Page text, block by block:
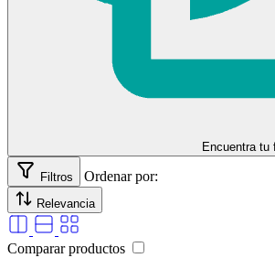
Encuentra tu
Filtros Ordenar por:
Relevancia
Comparar productos